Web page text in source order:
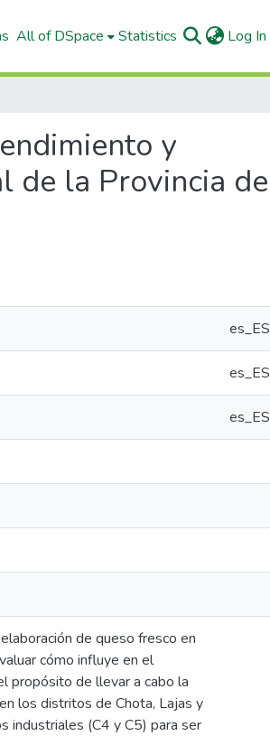
All of DSpace Statistics Log In
y
de la Provincia de
es_ES
es_ES
es_ES
de queso fresco en
cómo influye en el
propósito de llevar a cabo la
los distritos de Chota, Lajas y
industriales (C4 y C5) para ser